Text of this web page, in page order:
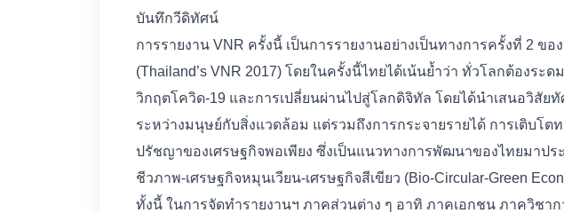
บันทึกวีดิทัศน์
การรายงาน VNR ครั้งนี้ เป็นการรายงานอย่างเป็นทางการครั้งที่ 2 ข
(Thailand’s VNR 2017) โดยในครั้งนี้ไทยได้เน้นย้ำว่า ทั่วโลกต้องระ
วิกฤตโควิด-19 และการเปลี่ยนผ่านไปสู่โลกดิจิทัล โดยได้นำเสนอวิสั
ระหว่างมนุษย์กับสิ่งแวดล้อม แต่รวมถึงการกระจายรายได้ การเติบ
ปรัชญาของเศรษฐกิจพอเพียง ซึ่งเป็นแนวทางการพัฒนาของไทยมาป
ชีวภาพ-เศรษฐกิจหมุนเวียน-เศรษฐกิจสีเขียว (Bio-Circular-Green
ทั้งนี้ ในการจัดทำรายงานฯ ภาคส่วนต่าง ๆ อาทิ ภาคเอกชน ภาควิช